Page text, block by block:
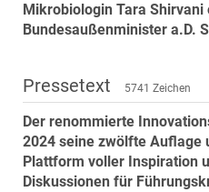
Salon Real
Savoir Vivre Group
STEUP Realitäten
STIX + Partner
teamneunzehn
VÖPE Next
Mikrobiologin Tara
Bundesaußenminister a.D.
Pressetext 5741 Zeichen
Der renommierte
2024 seine zwölfte Auflage
Plattform voller Inspiration
Diskussionen für